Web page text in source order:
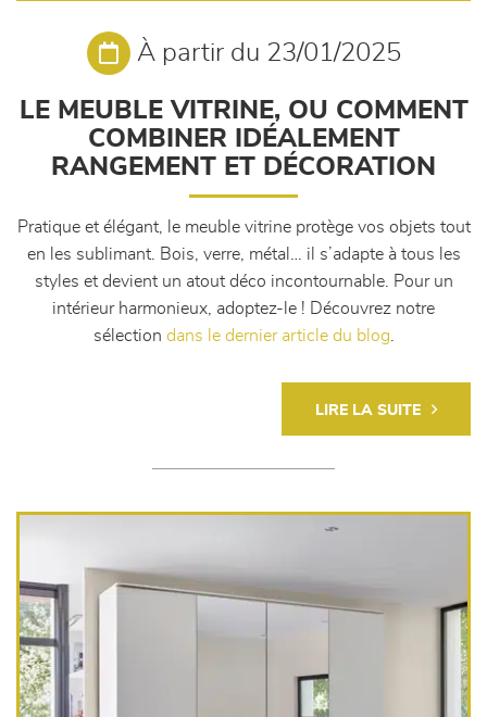
À partir du 23/01/2025
LE MEUBLE VITRINE, OU COMMENT
COMBINER IDÉALEMENT
RANGEMENT ET DÉCORATION
Pratique et élégant, le meuble vitrine protège vos objets tout
en les sublimant. Bois, verre, métal… il s’adapte à tous les
styles et devient un atout déco incontournable. Pour un
intérieur harmonieux, adoptez-le ! Découvrez notre
sélection dans le dernier article du blog
LIRE LA SUITE